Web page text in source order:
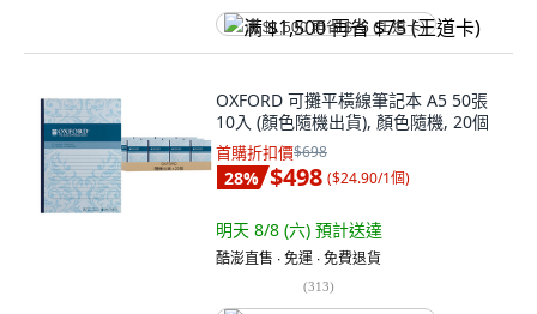
满 $1,500 再省 $75 (王道卡)
OXFORD 可攤平橫線筆記本 A5 50張
10入 (顏色隨機出貨), 顏色隨機, 20個
首購折扣價$698
28% $498 ($24.90/1個)
明天 8/8 (六) 預計送達
酷澎直售 ∙ 免運 ∙ 免費退貨
(313)